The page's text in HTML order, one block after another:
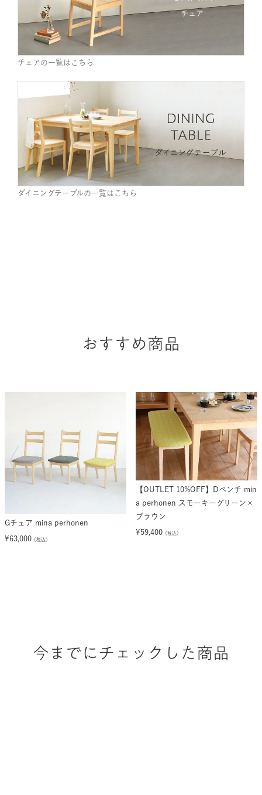
チェアの一覧はこちら
ダイニングテーブルの一覧はこちら
おすすめ商品
Gチェア mina perhonen
¥63,000 （税込）
【OUTLET 10%OFF】Dベンチ min
a perhonen スモーキーグリーン×
ブラウン
¥59,400 （税込）
今までにチェックした商品